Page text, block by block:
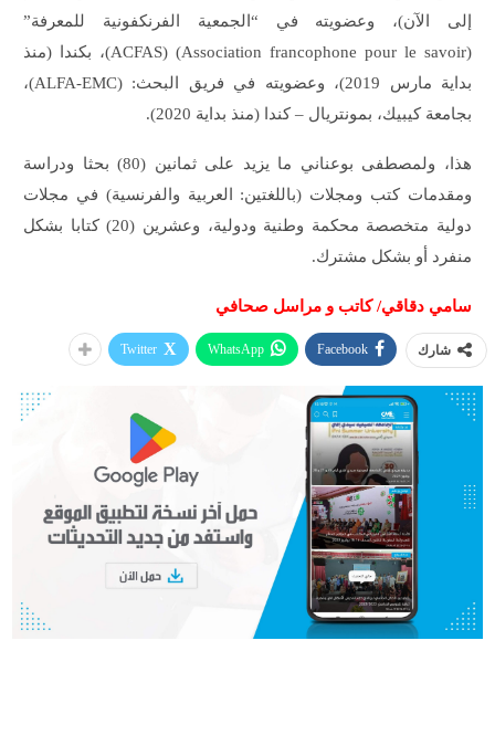
إلى الآن)، وعضويته في “الجمعية الفرنكفونية للمعرفة”
(Association francophone pour le savoir) (ACFAS)، بكندا (منذ
بداية مارس 2019)، وعضويته في فريق البحث: (ALFA-EMC)،
بجامعة كيبيك، بمونتريال – كندا (منذ بداية 2020).
هذا، ولمصطفى بوعناني ما يزيد على ثمانين (80) بحثا ودراسة
ومقدمات كتب ومجلات (باللغتين: العربية والفرنسية) في مجلات
دولية متخصصة محكمة وطنية ودولية، وعشرين (20) كتابا بشكل
منفرد أو بشكل مشترك.
سامي دقاقي/ كاتب و مراسل صحافي
شارك Facebook
WhatsApp
Twitter